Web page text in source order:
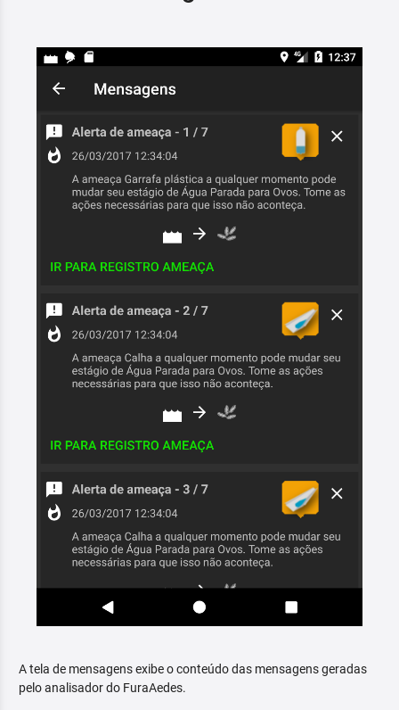
A tela de mensagens exibe o conteúdo das mensagens geradas
pelo analisador do FuraAedes.